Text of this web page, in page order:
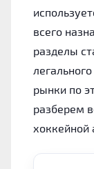
всего
разделы
рынки по
разберем
хоккейной